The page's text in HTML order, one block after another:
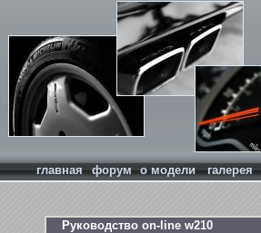
главная форум о модели галерея
Руководство on-line w210